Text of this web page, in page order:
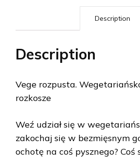
Description
Description
Vege rozpusta.
rozkosze
Weź udział się w
zakochaj się w bezmięsnym
ochotę na coś pysznego? Coś